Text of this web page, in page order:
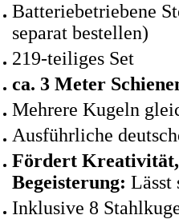
Batteriebetriebene
separat bestellen)
219-teiliges Set
ca. 3 Meter
Mehrere Kugeln
Ausführliche
Fördert Kreativität,
Begeisterung: Lässt
Inklusive 8